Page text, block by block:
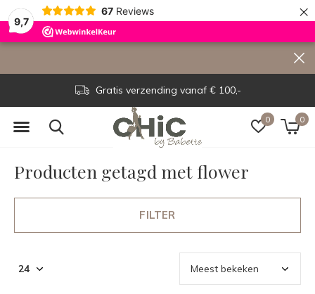
9,7
67 Reviews ×
0 0
Gratis verzending vanaf € 100,-
Producten getagd met flower
FILTER